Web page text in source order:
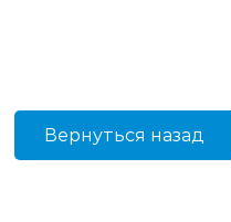
Вернуться назад